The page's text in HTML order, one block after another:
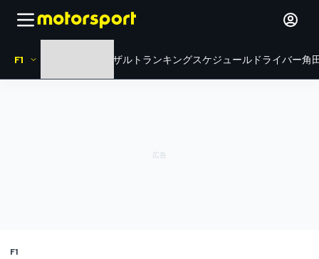
F1 リザルト ランキングスケジュール ドライバー角
F1